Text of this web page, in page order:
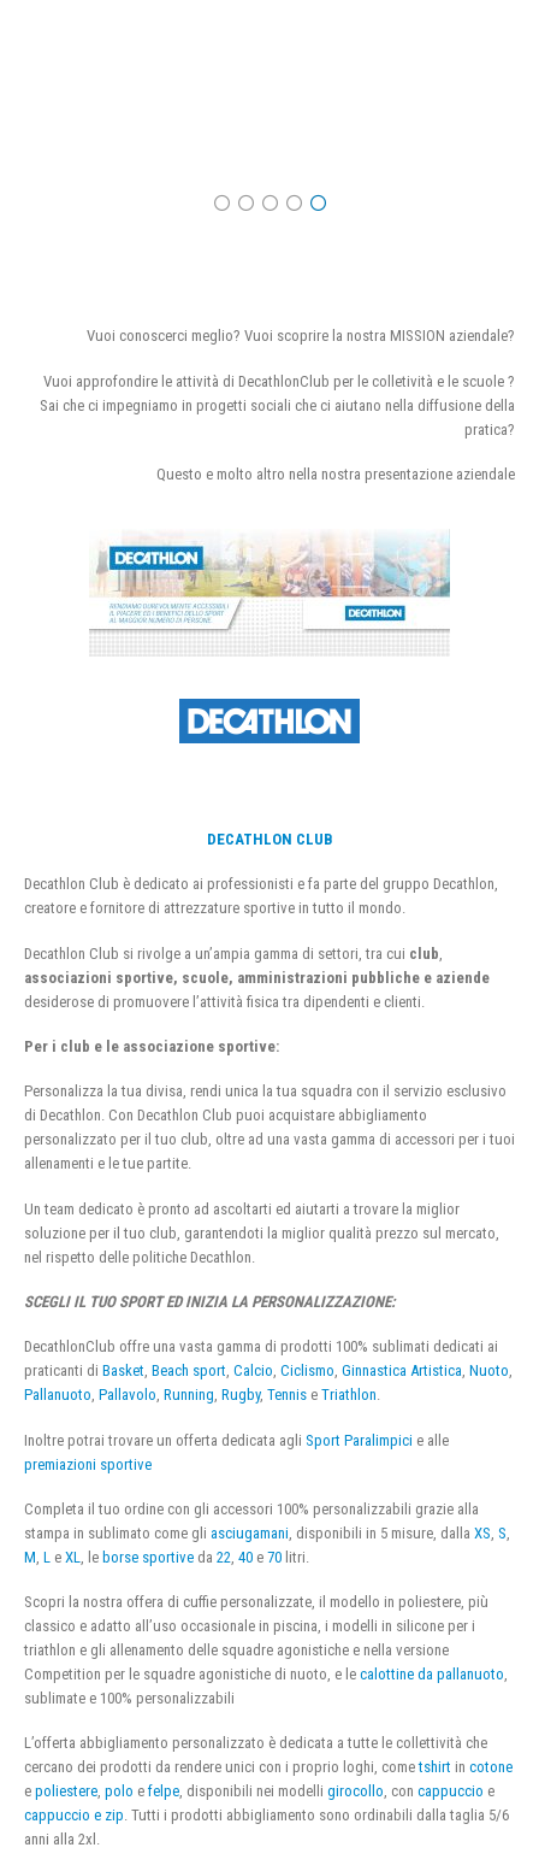
Vuoi conoscerci meglio? Vuoi scoprire la nostra MISSION aziendale?
Vuoi approfondire le attività di DecathlonClub per le colletività e le scuole ?
Sai che ci impegniamo in progetti sociali che ci aiutano nella diffusione della
pratica?
Questo e molto altro nella nostra presentazione aziendale
DECATHLON CLUB
Decathlon Club è dedicato ai professionisti e fa parte del gruppo Decathlon,
creatore e fornitore di attrezzature sportive in tutto il mondo.
Decathlon Club si rivolge a un’ampia gamma di settori, tra cui club
associazioni sportive, scuole, amministrazioni pubbliche e aziende
desiderose di promuovere l’attività fisica tra dipendenti e clienti.
Per i club e le associazione sportive:
Personalizza la tua divisa, rendi unica la tua squadra con il servizio esclusivo
di Decathlon. Con Decathlon Club puoi acquistare abbigliamento
personalizzato per il tuo club, oltre ad una vasta gamma di accessori per i tuoi
allenamenti e le tue partite.
Un team dedicato è pronto ad ascoltarti ed aiutarti a trovare la miglior
soluzione per il tuo club, garantendoti la miglior qualità prezzo sul mercato,
nel rispetto delle politiche Decathlon.
SCEGLI IL TUO SPORT ED INIZIA LA PERSONALIZZAZIONE:
DecathlonClub offre una vasta gamma di prodotti 100% sublimati dedicati ai
praticanti di Basket, Beach sport, Calcio, Ciclismo, Ginnastica Artistica, Nuoto,
Pallanuoto, Pallavolo, Running, Rugby, Tennis e Triathlon.
Inoltre potrai trovare un offerta dedicata agli Sport Paralimpici e alle
premiazioni sportive
Completa il tuo ordine con gli accessori 100% personalizzabili grazie alla
stampa in sublimato come gli asciugamani , disponibili in 5 misure, dalla XS S
M L e XL , le borse sportive da 22 40 e 70 litri.
Scopri la nostra offera di cuffie personalizzate, il modello in poliestere, più
classico e adatto all’uso occasionale in piscina, i modelli in silicone per i
triathlon e gli allenamento delle squadre agonistiche e nella versione
Competition per le squadre agonistiche di nuoto, e le calottine da pallanuoto,
sublimate e 100% personalizzabili
L’offerta abbigliamento personalizzato è dedicata a tutte le collettività che
cercano dei prodotti da rendere unici con i proprio loghi, cometshirt in cotone
e poliestere, polo e felpe, disponibili nei modelli girocollo, con cappuccio e
cappuccio e zip. Tutti i prodotti abbigliamento sono ordinabili dalla taglia 5/6
anni alla 2xl.